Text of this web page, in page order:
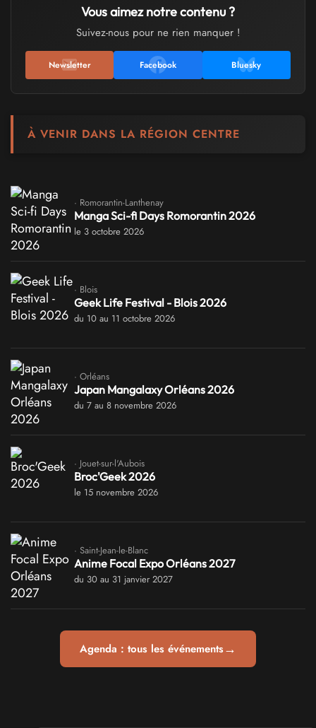
Vous aimez notre contenu ?
Suivez-nous pour ne rien manquer !
Newsletter Facebook Bluesky
À VENIR DANS LA RÉGION CENTRE
· Romorantin-Lanthenay
Manga Sci-fi Days Romorantin 2026
le 3 octobre 2026
· Blois
Geek Life Festival - Blois 2026
du 10 au 11 octobre 2026
· Orléans
Japan Mangalaxy Orléans 2026
du 7 au 8 novembre 2026
· Jouet-sur-l'Aubois
Broc'Geek 2026
le 15 novembre 2026
· Saint-Jean-le-Blanc
Anime Focal Expo Orléans 2027
du 30 au 31 janvier 2027
Agenda : tous les événements→